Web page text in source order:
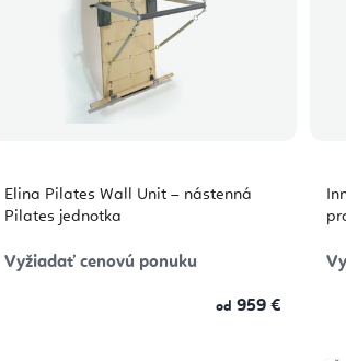
Elina Pilates Wall Unit – nástenná
Pilates jednotka
Vyžiadať cenovú ponuku
od 959 €